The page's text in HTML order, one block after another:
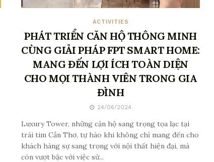
ACTIVITIES
PHÁT TRIỂN CĂN HỘ THÔNG MINH
CÙNG GIẢI PHÁP FPT SMART HOME:
MANG ĐẾN LỢI ÍCH TOÀN DIỆN
CHO MỌI THÀNH VIÊN TRONG GIA
ĐÌNH
24/06/2024
Luxury Tower, những căn hộ sang trọng tọa lạc tại
trái tim Cần Thơ, tự hào khi không chỉ mang đến cho
khách hàng sự sang trọng với nội thất hiện đại, mà
còn vượt bậc với việc sử...